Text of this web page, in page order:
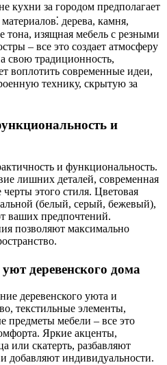
кухни за городом предполагает
дерева, камня,
тона, изящная мебель с резными
– все это создает атмосферу
свою традиционность,
воплотить современные идеи,
технику, скрытую за
и
и функциональность.
лишних деталей, современная
этого стиля. Цветовая
(белый, серый, бежевый),
ваших предпочтений.
позволяют максимально
деревенского дома
деревенского уюта и
текстильные элементы,
предметы мебели – все это
Яркие акценты,
или скатерть, разбавляют
добавляют индивидуальности.